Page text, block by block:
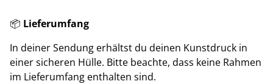
📦 Lieferumfang
In deiner Sendung erhältst du deinen Kunstdruck in
einer sicheren Hülle. Bitte beachte, dass keine Rahmen
im Lieferumfang enthalten sind.